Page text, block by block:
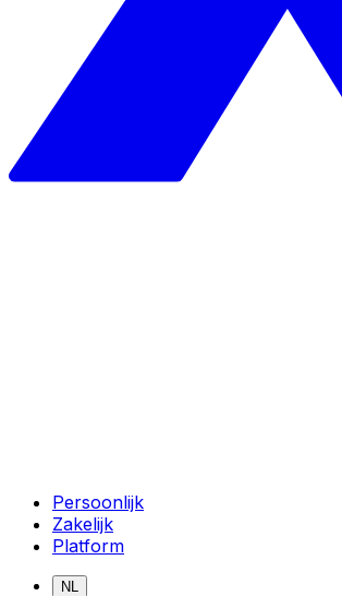
Persoonlijk
Zakelijk
Platform
NL